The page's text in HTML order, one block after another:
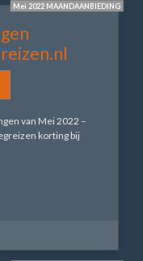
Mei 2022 MAANDAANBIEDING
van Mei 2022 –
korting bij